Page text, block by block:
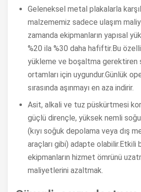
Geleneksel metal plakalarla
malzememiz sadece ulaşım
zamanda ekipmanların yapısal
%20 ila %30 daha hafiftir.Bu
yükleme ve boşaltma gerektiren
ortamları için uygundur.Günlük
sırasında aşınmayı en aza indirir.
Asit, alkali ve tuz püskürtmesi
güçlü dirençle, yüksek nemli
(kıyı soğuk depolama veya dış
araçları gibi) adapte olabilir.Etkili
ekipmanların hizmet ömrünü
maliyetlerini azaltmak.